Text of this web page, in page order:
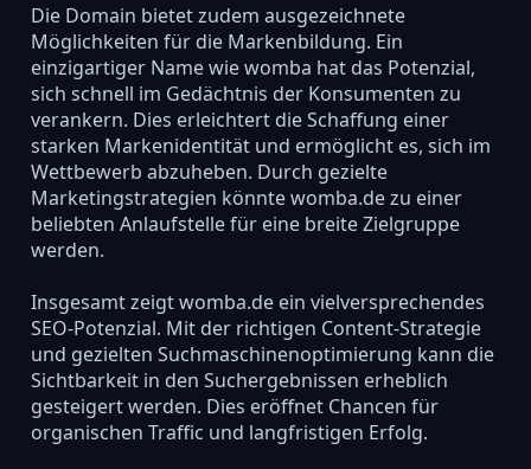
Die Domain bietet zudem ausgezeichnete
Möglichkeiten für die Markenbildung. Ein
einzigartiger Name wie womba hat das Potenzial,
sich schnell im Gedächtnis der Konsumenten zu
verankern. Dies erleichtert die Schaffung einer
starken Markenidentität und ermöglicht es, sich im
Wettbewerb abzuheben. Durch gezielte
Marketingstrategien könnte womba.de zu einer
beliebten Anlaufstelle für eine breite Zielgruppe
werden.
Insgesamt zeigt womba.de ein vielversprechendes
SEO-Potenzial. Mit der richtigen Content-Strategie
und gezielten Suchmaschinenoptimierung kann die
Sichtbarkeit in den Suchergebnissen erheblich
gesteigert werden. Dies eröffnet Chancen für
organischen Traffic und langfristigen Erfolg.